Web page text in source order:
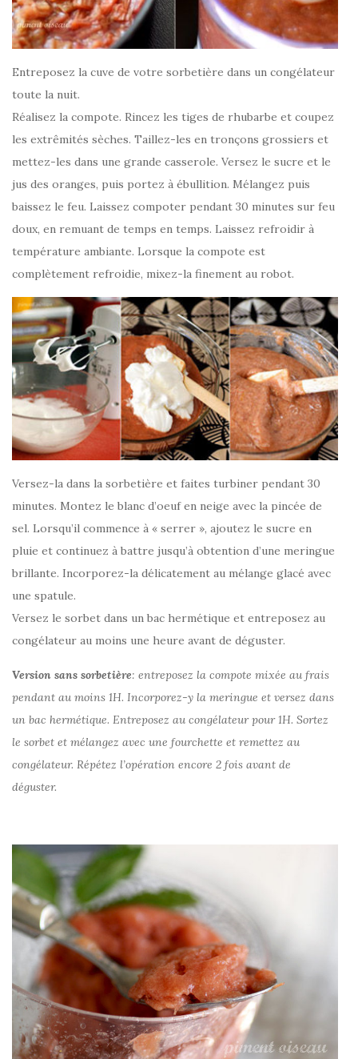
Entreposez la cuve de votre sorbetière dans un congélateur
toute la nuit.
Réalisez la compote. Rincez les tiges de rhubarbe et coupez
les extrêmités sèches. Taillez-les en tronçons grossiers et
mettez-les dans une grande casserole. Versez le sucre et le
jus des oranges, puis portez à ébullition. Mélangez puis
baissez le feu. Laissez compoter pendant 30 minutes sur feu
doux, en remuant de temps en temps. Laissez refroidir à
température ambiante. Lorsque la compote est
complètement refroidie, mixez-la finement au robot.
Versez-la dans la sorbetière et faites turbiner pendant 30
minutes. Montez le blanc d’oeuf en neige avec la pincée de
sel. Lorsqu’il commence à « serrer », ajoutez le sucre en
pluie et continuez à battre jusqu’à obtention d’une meringue
brillante. Incorporez-la délicatement au mélange glacé avec
une spatule.
Versez le sorbet dans un bac hermétique et entreposez au
congélateur au moins une heure avant de déguster.
Version sans sorbetière: entreposez la compote mixée au frais
pendant au moins 1H. Incorporez-y la meringue et versez dans
un bac hermétique. Entreposez au congélateur pour 1H. Sortez
le sorbet et mélangez avec une fourchette et remettez au
congélateur. Répétez l’opération encore 2 fois avant de
déguster.